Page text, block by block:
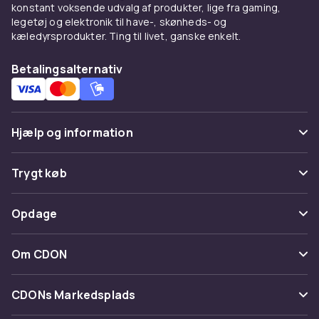
Maks. belastning: 120 kg
Strømstik: UK-stik
Farver: Sort, Pink
Pakken indeholder: Løbebånd, Fjernbetjening,
Unbrakonøgle, Silikoneolie, Brugervejledning
Farve
Størrelse
With Handrail
91e7c9db-7318-5f7e-b50c-fba91910c3d7
Produktsikkerhedsinformation
konstant voksende udvalg af produkter, lige fra gaming,
legetøj og elektronik til have-, skønheds- og
kæledyrsprodukter. Ting til livet, ganske enkelt.
Betalingsalternativ
Hjælp og information
Ofte stillede spørgsmål
Spor pakke
Fortryd & returner her
Kontakt os
Trygt køb
Betaling
Levering
Tilbagekaldelser
Opdage
Kategorier
Maerke
Om CDON
Om os
CDONs Markedsplads